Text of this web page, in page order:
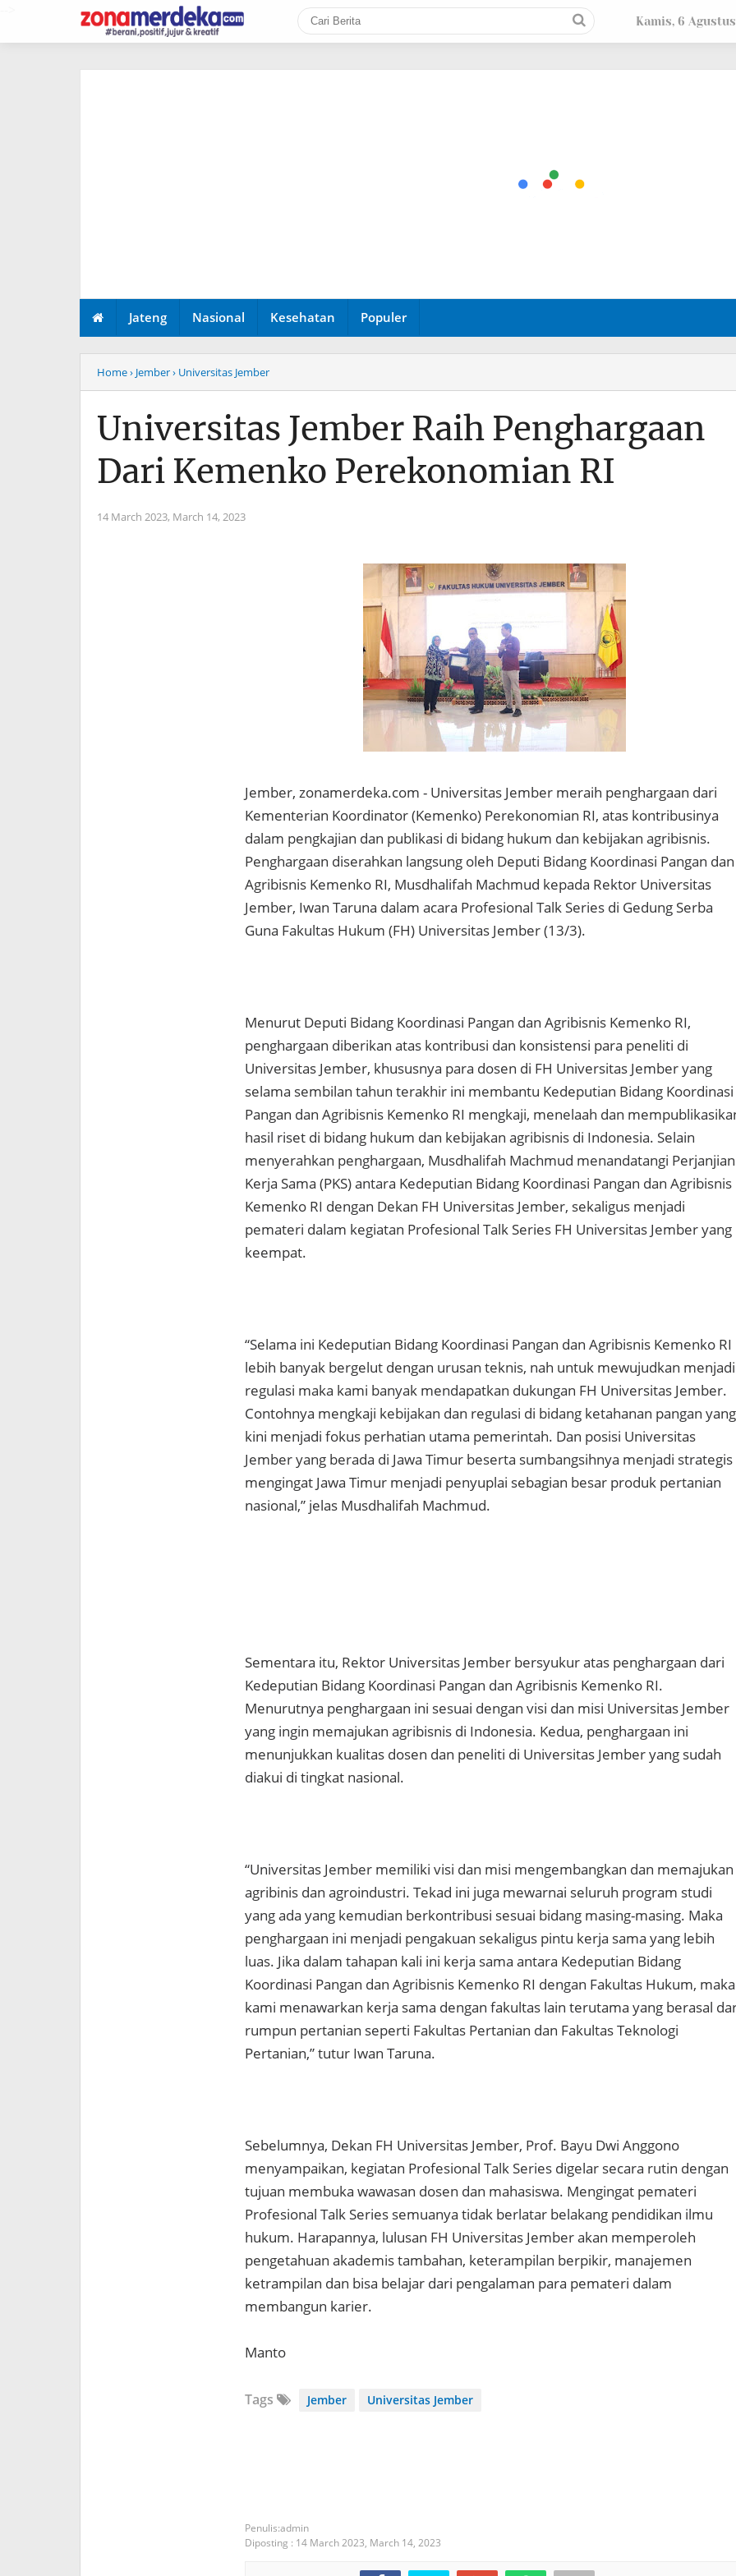
Kamis, 6
Jateng Nasional Kesehatan Populer
Home› Jember› Universitas Jember
Universitas Jember Raih Penghargaan
Dari Kemenko Perekonomian RI
14 March 2023, March 14, 2023
Jember, zonamerdeka.com - Universitas Jember meraih penghargaan dari
Kementerian Koordinator (Kemenko) Perekonomian RI, atas kontribusinya
dalam pengkajian dan publikasi di bidang hukum dan kebijakan agribisnis.
Penghargaan diserahkan langsung oleh Deputi Bidang Koordinasi Pangan dan
Agribisnis Kemenko RI, Musdhalifah Machmud kepada Rektor Universitas
Jember, Iwan Taruna dalam acara Profesional Talk Series di Gedung Serba
Guna Fakultas Hukum (FH) Universitas Jember (13/3).
Menurut Deputi Bidang Koordinasi Pangan dan Agribisnis Kemenko RI,
penghargaan diberikan atas kontribusi dan konsistensi para peneliti di
Universitas Jember, khususnya para dosen di FH Universitas Jember yang
selama sembilan tahun terakhir ini membantu Kedeputian Bidang Koordinasi
Pangan dan Agribisnis Kemenko RI mengkaji, menelaah dan
hasil riset di bidang hukum dan kebijakan agribisnis di Indonesia. Selain
menyerahkan penghargaan, Musdhalifah Machmud menandatangi Perjanjian
Kerja Sama (PKS) antara Kedeputian Bidang Koordinasi Pangan dan Agribisnis
Kemenko RI dengan Dekan FH Universitas Jember, sekaligus menjadi
pemateri dalam kegiatan Profesional Talk Series FH Universitas Jember yang
keempat.
“Selama ini Kedeputian Bidang Koordinasi Pangan dan Agribisnis Kemenko RI
lebih banyak bergelut dengan urusan teknis, nah untuk mewujudkan menjadi
regulasi maka kami banyak mendapatkan dukungan FH Universitas Jember.
Contohnya mengkaji kebijakan dan regulasi di bidang ketahanan pangan yang
kini menjadi fokus perhatian utama pemerintah. Dan posisi Universitas
Jember yang berada di Jawa Timur beserta sumbangsihnya menjadi strategis
mengingat Jawa Timur menjadi penyuplai sebagian besar produk pertanian
nasional,” jelas Musdhalifah Machmud.
Sementara itu, Rektor Universitas Jember bersyukur atas penghargaan dari
Kedeputian Bidang Koordinasi Pangan dan Agribisnis Kemenko RI.
Menurutnya penghargaan ini sesuai dengan visi dan misi Universitas Jember
yang ingin memajukan agribisnis di Indonesia. Kedua, penghargaan ini
menunjukkan kualitas dosen dan peneliti di Universitas Jember yang sudah
diakui di tingkat nasional.
“Universitas Jember memiliki visi dan misi mengembangkan dan memajukan
agribinis dan agroindustri. Tekad ini juga mewarnai seluruh program studi
yang ada yang kemudian berkontribusi sesuai bidang masing-masing. Maka
penghargaan ini menjadi pengakuan sekaligus pintu kerja sama yang lebih
luas. Jika dalam tahapan kali ini kerja sama antara Kedeputian Bidang
Koordinasi Pangan dan Agribisnis Kemenko RI dengan Fakultas Hukum, maka
kami menawarkan kerja sama dengan fakultas lain terutama yang berasal
rumpun pertanian seperti Fakultas Pertanian dan Fakultas Teknologi
Pertanian,” tutur Iwan Taruna.
Sebelumnya, Dekan FH Universitas Jember, Prof. Bayu Dwi Anggono
menyampaikan, kegiatan Profesional Talk Series digelar secara rutin dengan
tujuan membuka wawasan dosen dan mahasiswa. Mengingat pemateri
Profesional Talk Series semuanya tidak berlatar belakang pendidikan ilmu
hukum. Harapannya, lulusan FH Universitas Jember akan memperoleh
pengetahuan akademis tambahan, keterampilan berpikir, manajemen
ketrampilan dan bisa belajar dari pengalaman para pemateri dalam
membangun karier.
Manto
Tags Jember Universitas Jember
admin
Diposting : 14 March 2023, March 14, 2023